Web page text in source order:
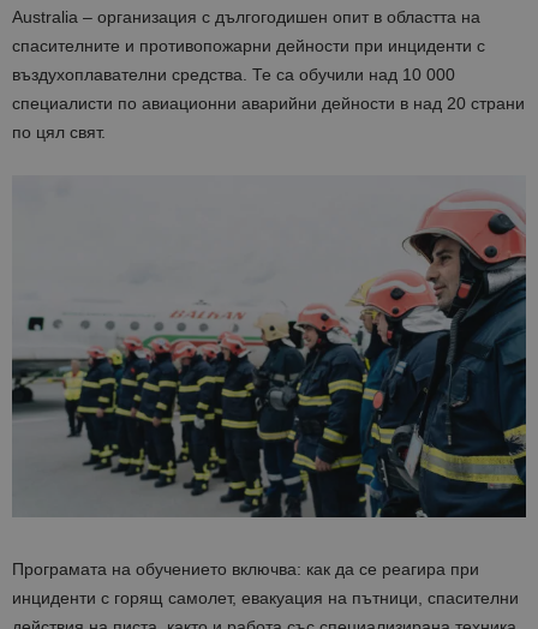
Australia – организация с дългогодишен опит в областта на
спасителните и противопожарни дейности при инциденти с
въздухоплавателни средства. Те са обучили над 10 000
специалисти по авиационни аварийни дейности в над 20 страни
по цял свят.
Програмата на обучението включва: как да се реагира при
инциденти с горящ самолет, евакуация на пътници, спасителни